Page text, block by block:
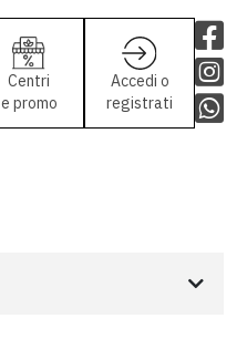
Centri
e promo
Accedi o
registrati